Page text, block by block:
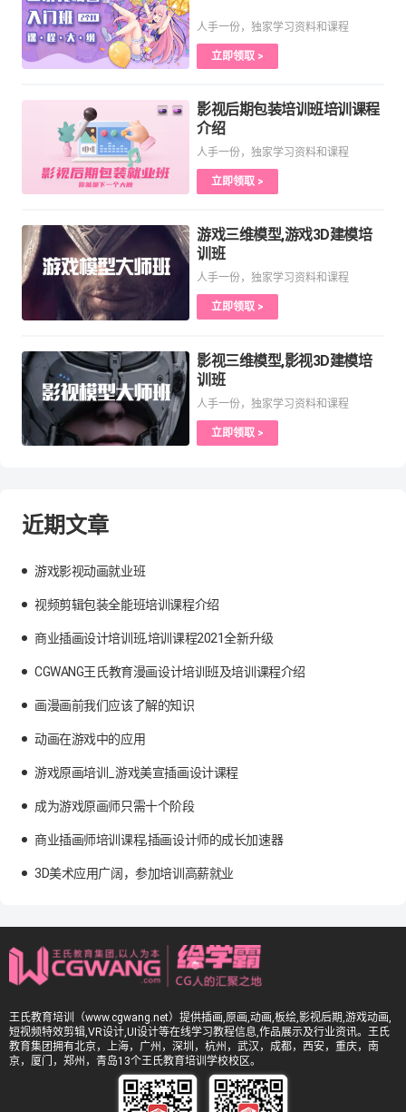
人手一份，独家学习资料和课程
立即领取 >
影视后期包装培训班培训课程
介绍
人手一份，独家学习资料和课程
立即领取 >
游戏三维模型,游戏3D建模培
训班
人手一份，独家学习资料和课程
立即领取 >
影视三维模型,影视3D建模培
训班
人手一份，独家学习资料和课程
立即领取 >
近期文章
游戏影视动画就业班
视频剪辑包装全能班培训课程介绍
商业插画设计培训班,培训课程2021全新升级
CGWANG王氏教育漫画设计培训班及培训课程介绍
画漫画前我们应该了解的知识
动画在游戏中的应用
游戏原画培训_游戏美宣插画设计课程
成为游戏原画师只需十个阶段
商业插画师培训课程,插画设计师的成长加速器
3D美术应用广阔，参加培训高薪就业
王氏教育培训（www.cgwang.net）提供插画,原画,动画,板绘,影视后期,游戏动画,
短视频特效剪辑,VR设计,UI设计等在线学习教程信息,作品展示及行业资讯。王氏
教育集团拥有北京，上海，广州，深圳，杭州，武汉，成都，西安，重庆，南
京，厦门，郑州，青岛13个王氏教育培训学校校区。